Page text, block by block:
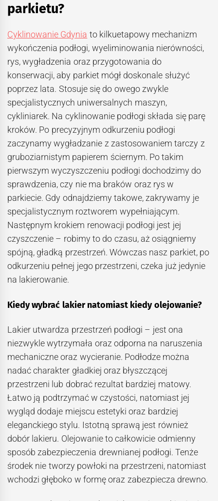
parkietu?
Cyklinowanie Gdynia to kilkuetapowy mechanizm
wykończenia podłogi, wyeliminowania nierówności,
rys, wygładzenia oraz przygotowania do
konserwacji, aby parkiet mógł doskonale służyć
poprzez lata. Stosuje się do owego zwykle
specjalistycznych uniwersalnych maszyn,
cykliniarek. Na cyklinowanie podłogi składa się parę
kroków. Po precyzyjnym odkurzeniu podłogi
zaczynamy wygładzanie z zastosowaniem tarczy z
gruboziarnistym papierem ściernym. Po takim
pierwszym wyczyszczeniu podłogi dochodzimy do
sprawdzenia, czy nie ma braków oraz rys w
parkiecie. Gdy odnajdziemy takowe, zakrywamy je
specjalistycznym roztworem wypełniającym.
Następnym krokiem renowacji podłogi jest jej
czyszczenie – robimy to do czasu, aż osiągniemy
spójną, gładką przestrzeń. Wówczas nasz parkiet, po
odkurzeniu pełnej jego przestrzeni, czeka już jedynie
na lakierowanie.
Kiedy wybrać lakier natomiast kiedy olejowanie?
Lakier utwardza przestrzeń podłogi – jest ona
niezwykle wytrzymała oraz odporna na naruszenia
mechaniczne oraz wycieranie. Podłodze można
nadać charakter gładkiej oraz błyszczącej
przestrzeni lub dobrać rezultat bardziej matowy.
Łatwo ją podtrzymać w czystości, natomiast jej
wygląd dodaje miejscu estetyki oraz bardziej
eleganckiego stylu. Istotną sprawą jest również
dobór lakieru. Olejowanie to całkowicie odmienny
sposób zabezpieczenia drewnianej podłogi. Tenże
środek nie tworzy powłoki na przestrzeni, natomiast
wchodzi głęboko w formę oraz zabezpiecza drewno.